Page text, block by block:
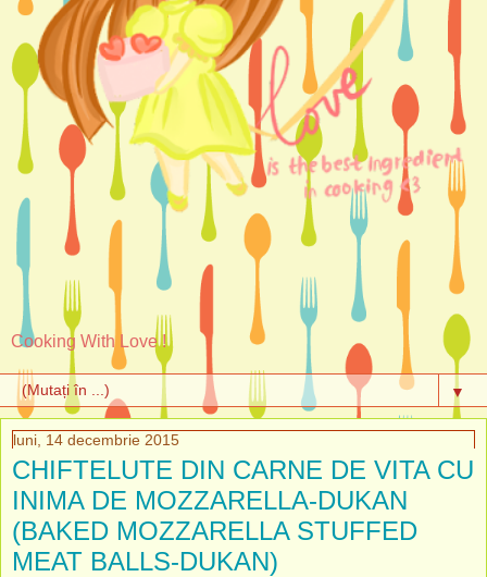
Cooking With Love !
▼
luni, 14 decembrie 2015
CHIFTELUTE DIN CARNE DE VITA CU
INIMA DE MOZZARELLA-DUKAN
(BAKED MOZZARELLA STUFFED
MEAT BALLS-DUKAN)